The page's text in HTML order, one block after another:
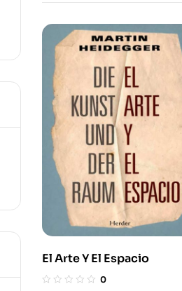
El Arte Y El Espacio
0